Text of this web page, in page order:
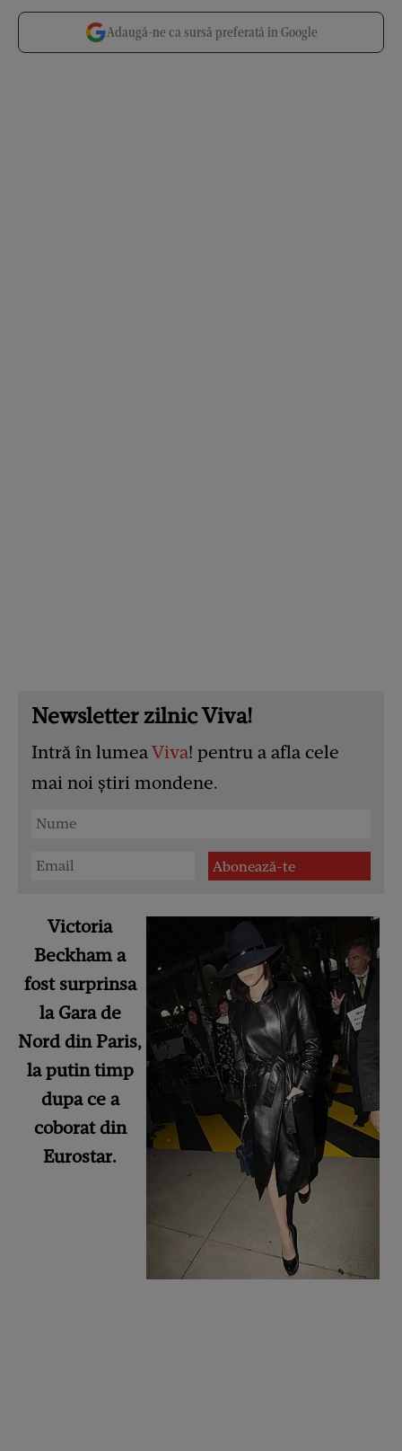
Adaugă-ne ca sursă preferată în Google
Newsletter zilnic Viva!
Intră în lumeaViva! pentru a afla cele
mai noi știri mondene.
Victoria
Beckham a
fost surprinsa
la Gara de
Nord din Paris,
la putin timp
dupa ce a
coborat din
Eurostar.